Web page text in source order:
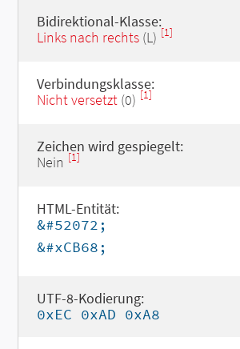
Bidirektional-Klasse:
Links nach rechts(L) [1]
Verbindungsklasse:
Nicht versetzt(0) [1]
Zeichen wird gespiegelt:
Nein [1]
HTML-Entität:
&#52072;
&#xCB68;
UTF-8-Kodierung:
0xEC 0xAD 0xA8